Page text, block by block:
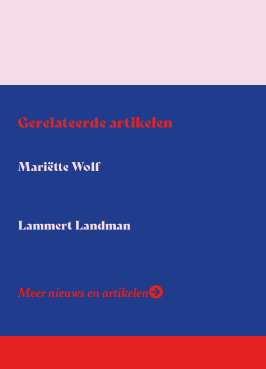
Gerelateerde artikelen
Mariëtte Wolf
Lammert Landman
Meer nieuws en artikelen